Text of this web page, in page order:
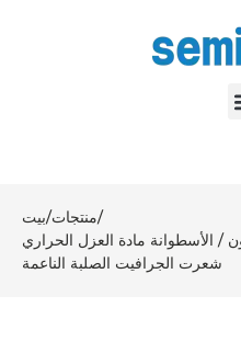
بيت/منتجات/
/ الأسطوانة مادة العزل الحراري
شعرت الجرافيت الصلبة الناعمة